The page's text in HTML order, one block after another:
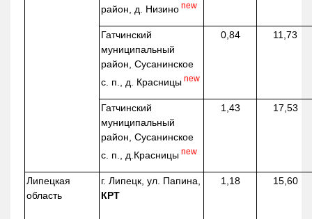
район, д. Низино new
Гатчинский
муниципальный
район, Сусанинское
с. п., д. Красницы new
0,84 11,73
Гатчинский
муниципальный
район, Сусанинское
с. п.,д.Красницы new
1,43 17,53
Липецкая
область
г. Липецк, ул. Папина,
КРТ
1,18 15,60